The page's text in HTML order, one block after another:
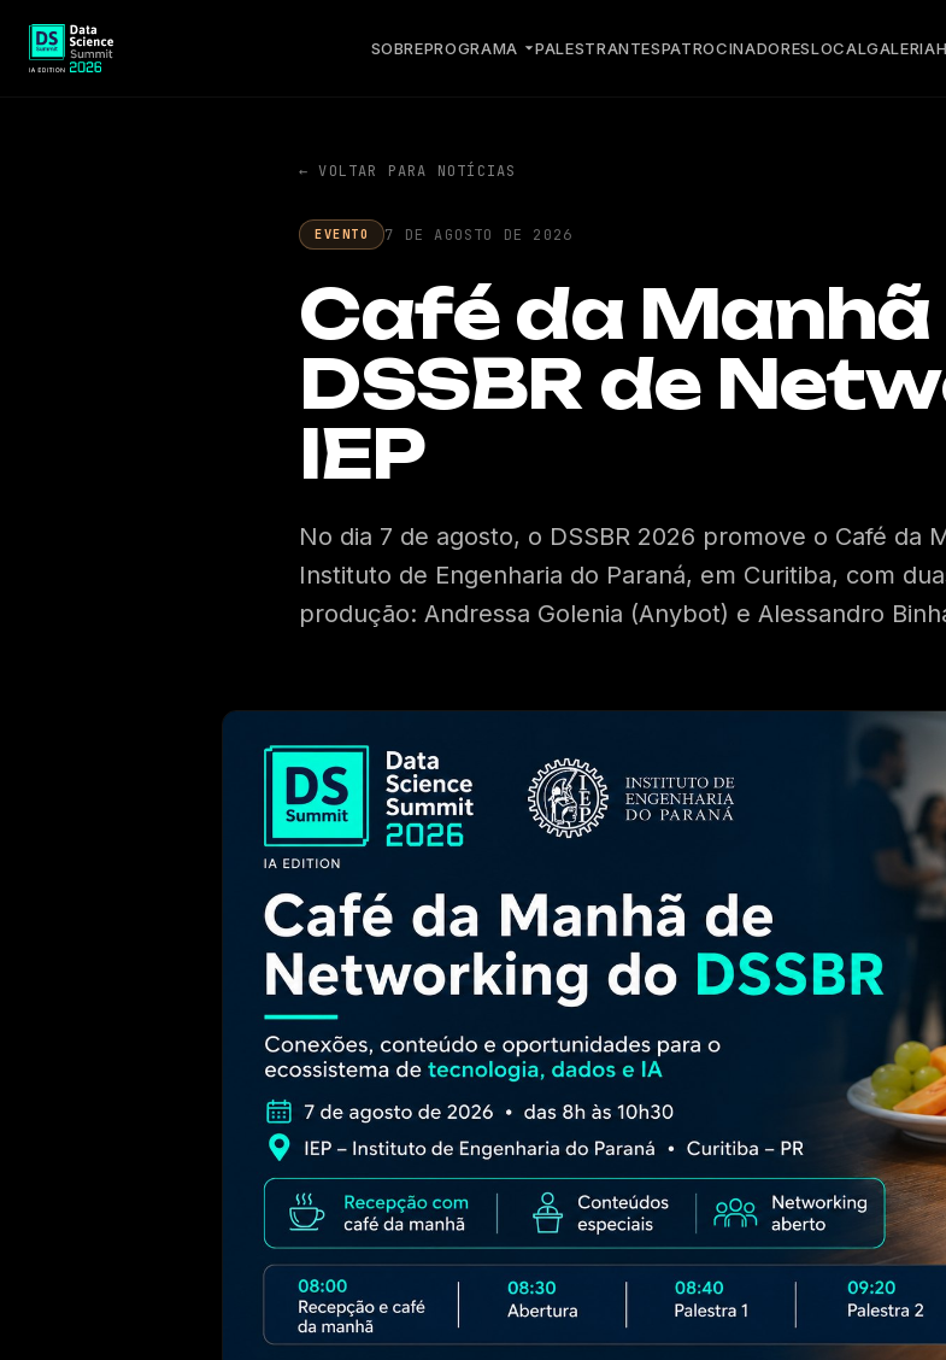
SOBREPROGRAMA PALESTRANTESPATROCINADORESLOCALGALERIA
← VOLTAR PARA NOTÍCIAS
EVENTO 7 DE AGOSTO DE 2026
Café da Manhã
DSSBR de
IEP
No dia 7 de agosto, o DSSBR 2026 promove o Café da
Instituto de Engenharia do Paraná, em Curitiba, com
produção: Andressa Golenia (Anybot) e Alessandro